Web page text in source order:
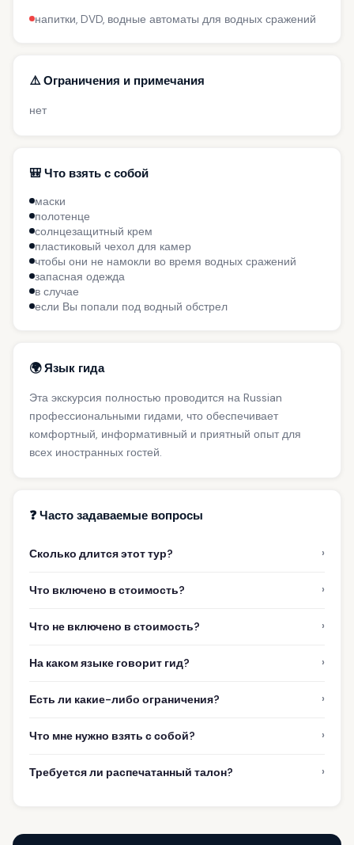
напитки, DVD, водные автоматы для водных сражений
⚠️ Ограничения и примечания
нет
🎒 Что взять с собой
маски
полотенце
солнцезащитный крем
пластиковый чехол для камер
чтобы они не намокли во время водных сражений
запасная одежда
в случае
если Вы попали под водный обстрел
🌍 Язык гида
Эта экскурсия полностью проводится на Russian
профессиональными гидами, что обеспечивает
комфортный, информативный и приятный опыт для
всех иностранных гостей.
❓ Часто задаваемые вопросы
Сколько длится этот тур? ›
Что включено в стоимость? ›
Что не включено в стоимость? ›
На каком языке говорит гид? ›
Есть ли какие-либо ограничения? ›
Что мне нужно взять с собой? ›
Требуется ли распечатанный талон? ›